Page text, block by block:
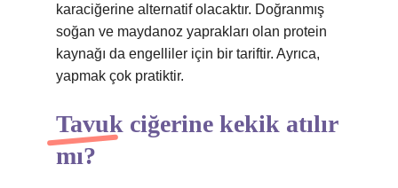
karaciğerine alternatif olacaktır. Doğranmış
soğan ve maydanoz yaprakları olan protein
kaynağı da engelliler için bir tariftir. Ayrıca,
yapmak çok pratiktir.
Tavuk ciğerine kekik atılır
mı?